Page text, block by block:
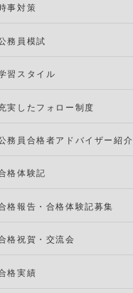
事対策
務員模試
習スタイル
実したフォロー制度
務員合格者アドバイザー紹介
格体験記
格報告・合格体験記募集
格祝賀・交流会
格実績